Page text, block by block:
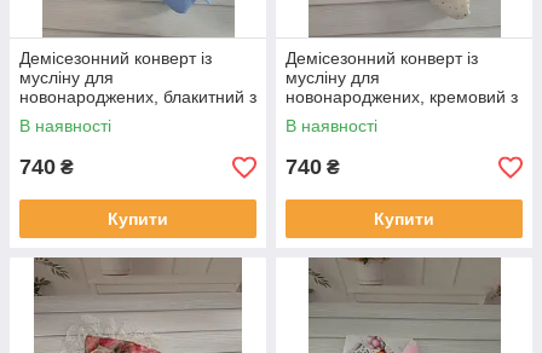
Демісезонний конверт із
мусліну для
новонароджених, блакитний з
принтом Міккі Маус
В наявності
740 ₴
Купити
Демісезонний конверт із
мусліну для
новонароджених, кремовий з
принтом ведмежатко малюк
В наявності
740 ₴
Купити